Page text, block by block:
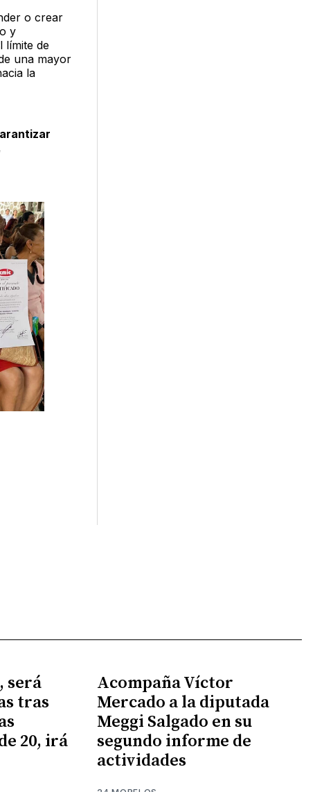
o crear
y
límite de
una mayor
la
será
tras
20, irá
Acompaña Víctor
Mercado a la diputada
Meggi Salgado en su
segundo informe de
actividades